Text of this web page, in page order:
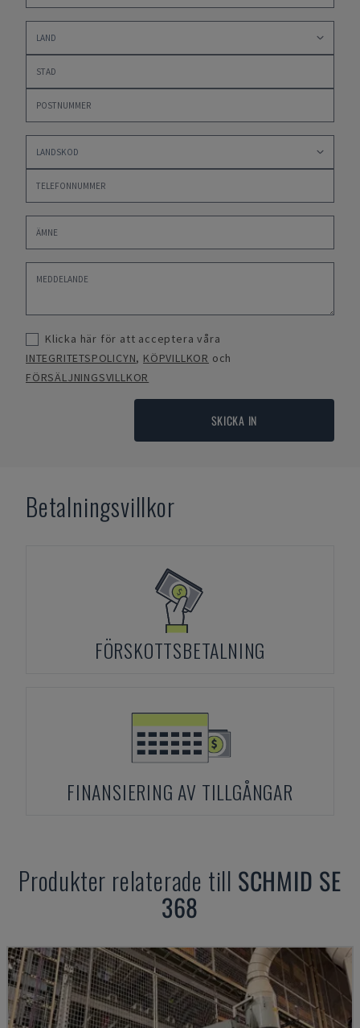
Klicka här för att acceptera våra
INTEGRITETSPOLICYN, KÖPVILLKOR och
FÖRSÄLJNINGSVILLKOR
SKICKA IN
Betalningsvillkor
FÖRSKOTTSBETALNING
FINANSIERING AV TILLGÅNGAR
Produkter relaterade till SCHMID SE
368